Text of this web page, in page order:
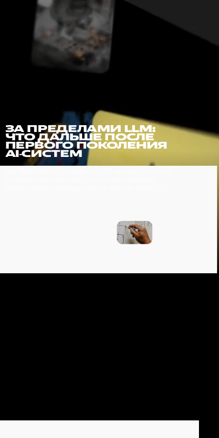
AI
ЗА ПРЕДЕЛАМИ LLM:
ЧТО ДАЛЬШЕ ПОСЛЕ
ПЕРВОГО ПОКОЛЕНИЯ
AI‑СИСТЕМ